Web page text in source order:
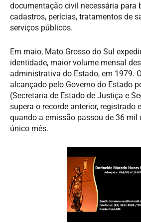
documentação civil necessária para
cadastros, perícias, tratamentos de
serviços públicos.
Em maio, Mato Grosso do Sul
identidade, maior volume mensal
administrativa do Estado, em 1979.
alcançado pelo Governo do Estado
(Secretaria de Estado de Justiça e
supera o recorde anterior, registrado
quando a emissão passou de 36 mil
único mês.